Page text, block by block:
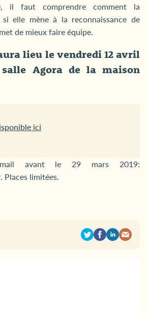
il faut comprendre comment la
elle mène à la reconnaissance de
de mieux faire équipe.
lieu le vendredi 12 avril
Agora de la maison
ici
avant le 29 mars 2019:
Places limitées.